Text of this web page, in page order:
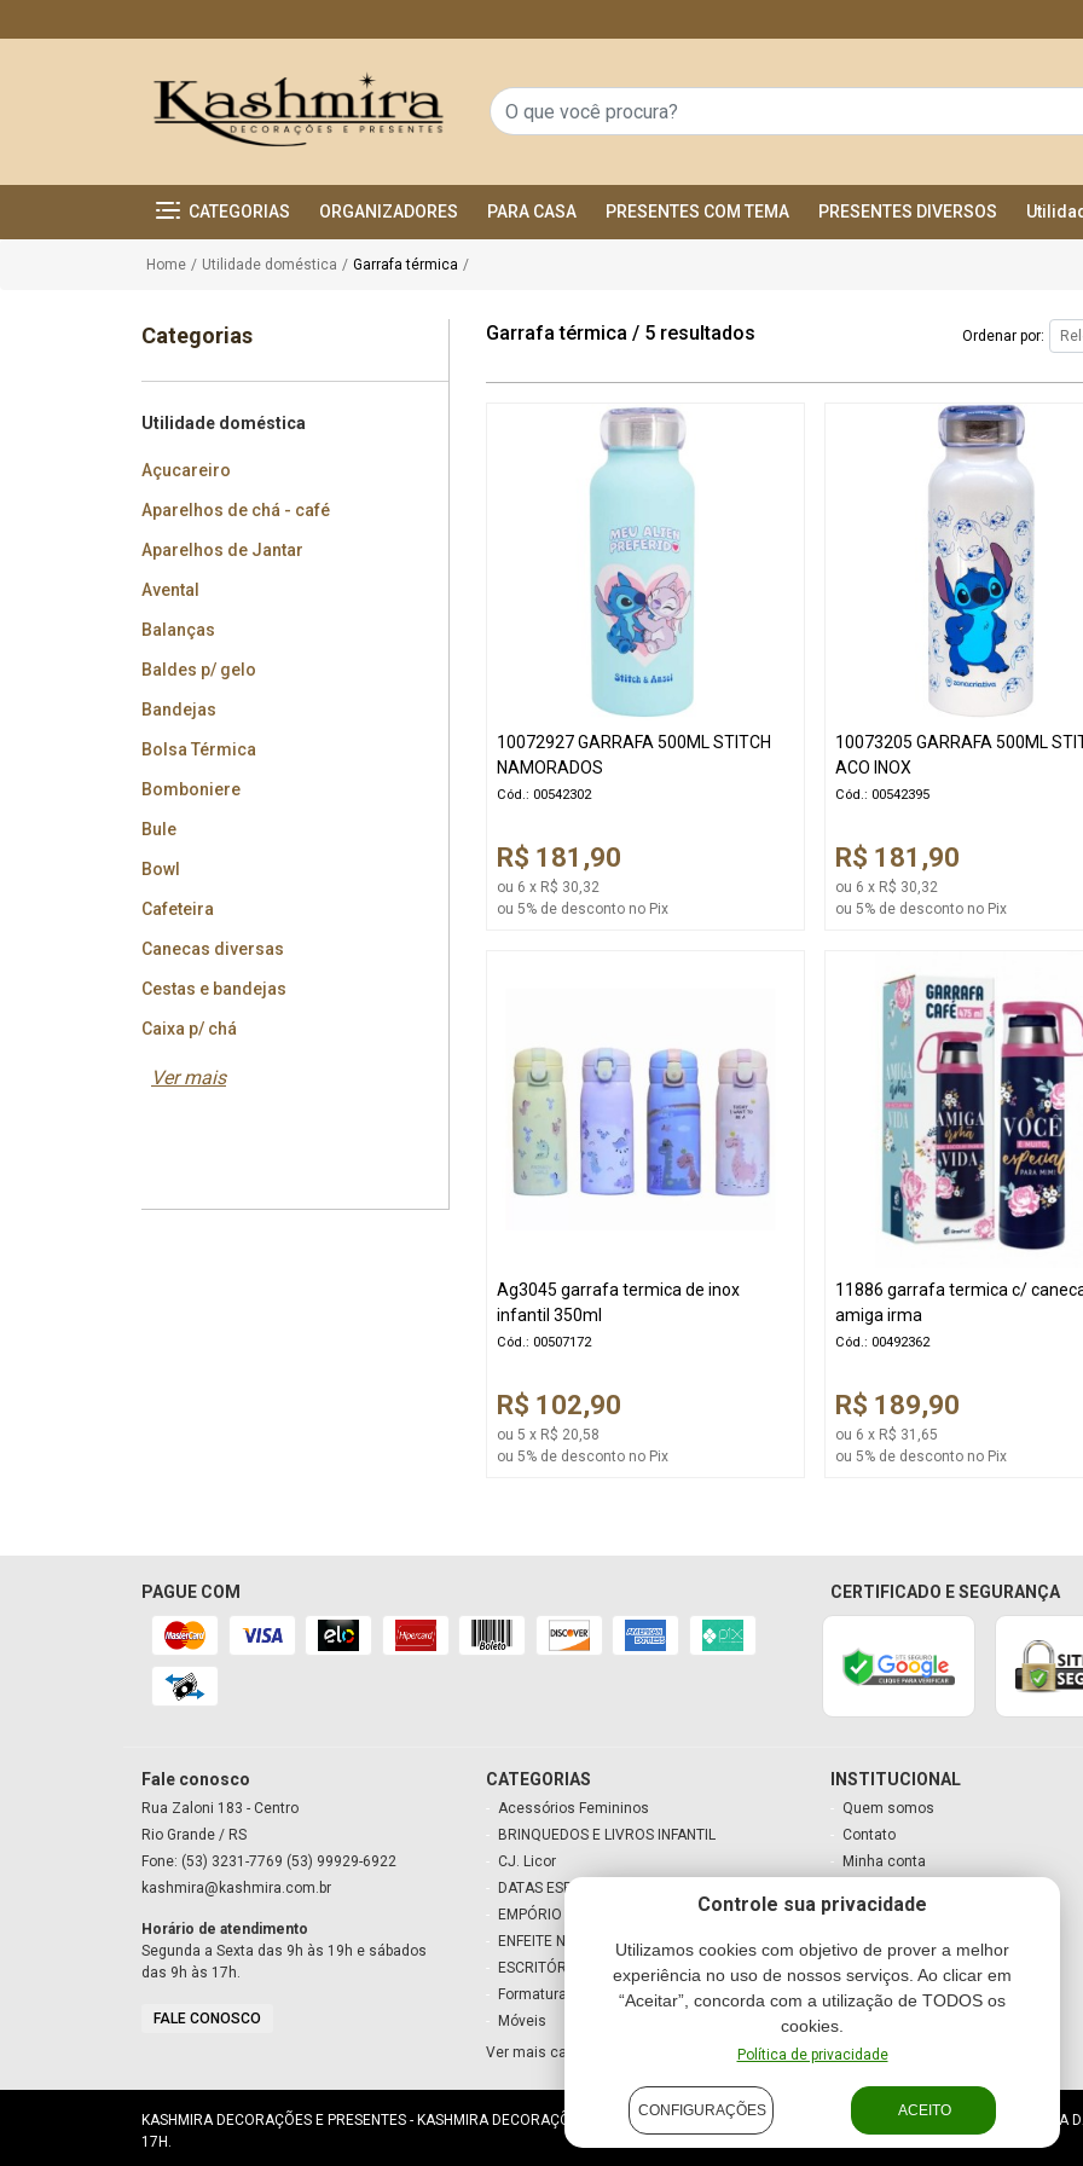
CATEGORIAS ORGANIZADORES PARA CASA PRESENTES COM TEMA PRESENTES DIVERSOS
Controle sua privacidade
Utilizamos cookies com objetivo de prover a melhor
experiência no uso de nossos serviços. Ao clicar em
“Aceitar”, concorda com a utilização de TODOS os
cookies.
Política de privacidade
CONFIGURAÇÕES ACEITO
Home / Utilidade doméstica / Garrafa térmica /
Categorias
Utilidade doméstica
Açucareiro
Aparelhos de chá - café
Aparelhos de Jantar
Avental
Balanças
Baldes p/ gelo
Bandejas
Bolsa Térmica
Bomboniere
Bule
Bowl
Cafeteira
Canecas diversas
Cestas e bandejas
Caixa p/ chá
Ver mais
Garrafa térmica / 5 resultados Ordenar por:
10072927 GARRAFA 500ML STITCH
NAMORADOS
Cód.: 00542302
R$ 181,90
ou 6 x R$ 30,32
ou 5% de desconto no Pix
10073205 GARRAFA 500ML
ACO INOX
Cód.: 00542395
R$ 181,90
ou 6 x R$ 30,32
ou 5% de desconto no Pix
Ag3045 garrafa termica de inox
infantil 350ml
Cód.: 00507172
R$ 102,90
ou 5 x R$ 20,58
ou 5% de desconto no Pix
11886 garrafa termica c/
amiga irma
Cód.: 00492362
R$ 189,90
ou 6 x R$ 31,65
ou 5% de desconto no Pix
PAGUE COM CERTIFICADO E SEGURANÇA
Fale conosco
Rua Zaloni 183 - Centro
Rio Grande / RS
Fone: (53) 3231-7769 (53) 99929-6922
kashmira@kashmira.com.br
Horário de atendimento
Segunda a Sexta das 9h às 19h e sábados
das 9h às 17h.
FALE CONOSCO
CATEGORIAS
Acessórios Femininos
BRINQUEDOS E LIVROS INFANTIL
CJ. Licor
DATAS ESPECIAIS
EMPÓRIO
ENFEITE NATAL
ESCRITÓRIO
Formatura
Móveis
Ver mais categorias
INSTITUCIONAL
Quem somos
Contato
Minha conta
KASHMIRA DECORAÇÕES E PRESENTES - KASHMIRA DECORAÇÕES E PRESENTES LTDA - ME - CNPJ: 10.570.504/0001-09 SEGUNDA A SEXTA
17H.